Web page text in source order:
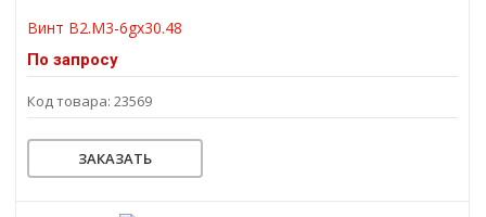
Винт В2.М3-6gх30.48
По запросу
Код товара: 23569
ЗАКАЗАТЬ